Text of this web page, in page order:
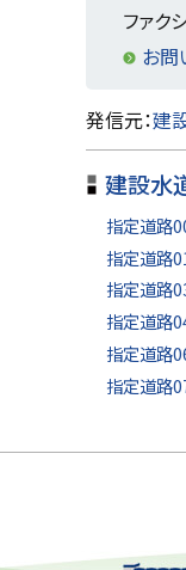
ファク
お問
ト
ッ
プ
に
戻
る
発信元：建
建設水
指定道路
指定道路
指定道路
指定道路
指定道路
指定道路
ト